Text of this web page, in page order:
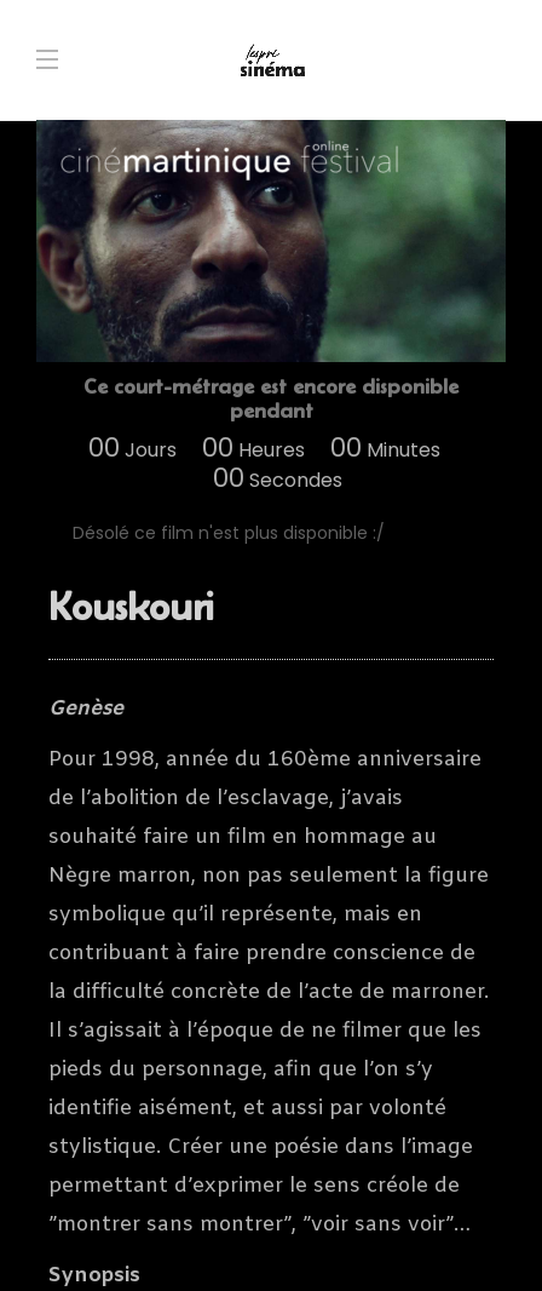
Ce court-métrage est encore disponible
pendant
00 Jours 00 Heures 00 Minutes
00 Secondes
Désolé ce film n'est plus disponible :/
Kouskouri
Genèse
Pour 1998, année du 160ème anniversaire
de l’abolition de l’esclavage, j’avais
souhaité faire un film en hommage au
Nègre marron, non pas seulement la figure
symbolique qu’il représente, mais en
contribuant à faire prendre conscience de
la difficulté concrète de l’acte de marroner.
Il s’agissait à l’époque de ne filmer que les
pieds du personnage, afin que l’on s’y
identifie aisément, et aussi par volonté
stylistique. Créer une poésie dans l’image
permettant d’exprimer le sens créole de
”montrer sans montrer”, ”voir sans voir”…
Synopsis